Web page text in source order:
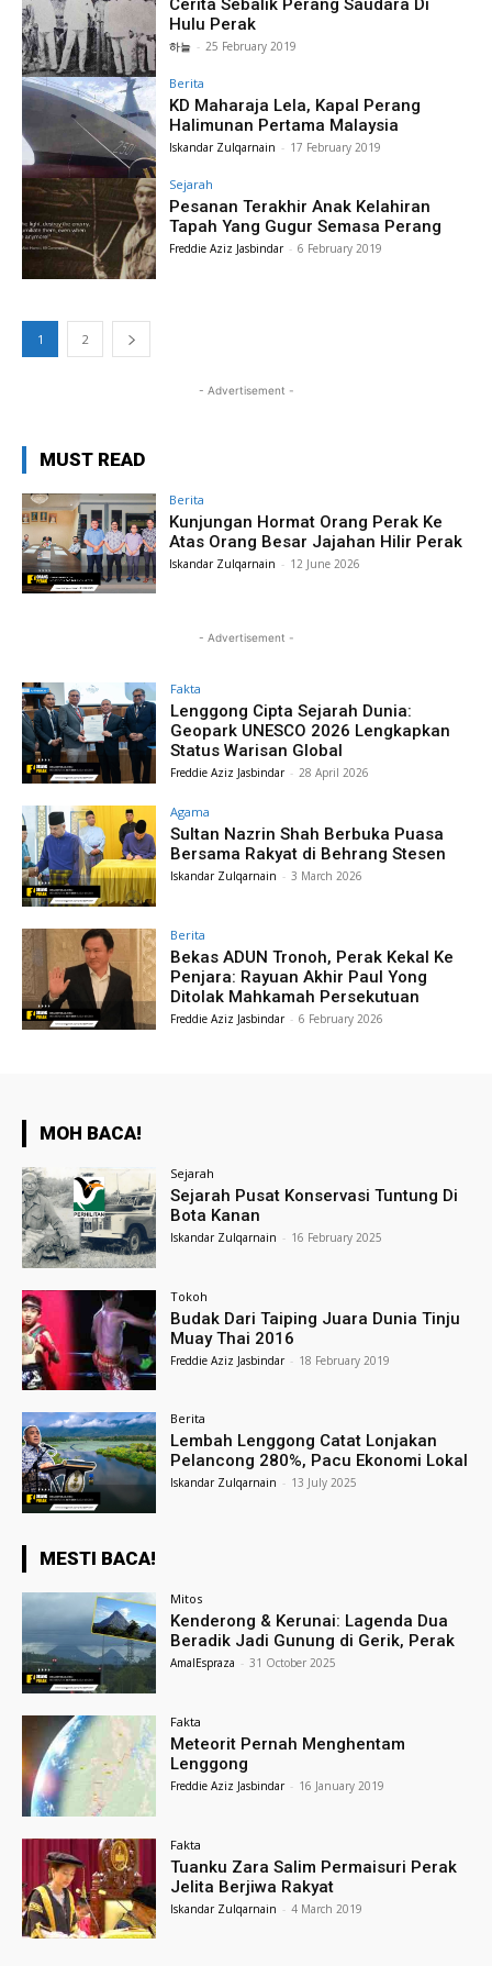
Cerita Sebalik Perang Saudara Di
Hulu Perak
하늘 - 25 February 2019
Berita
KD Maharaja Lela, Kapal Perang
Halimunan Pertama Malaysia
Iskandar Zulqarnain - 17 February 2019
Sejarah
Pesanan Terakhir Anak Kelahiran
Tapah Yang Gugur Semasa Perang
Freddie Aziz Jasbindar - 6 February 2019
1 2
- Advertisement -
MUST READ
Berita
Kunjungan Hormat Orang Perak Ke
Atas Orang Besar Jajahan Hilir Perak
Iskandar Zulqarnain - 12 June 2026
- Advertisement -
Fakta
Lenggong Cipta Sejarah Dunia:
Geopark UNESCO 2026 Lengkapkan
Status Warisan Global
Freddie Aziz Jasbindar - 28 April 2026
Agama
Sultan Nazrin Shah Berbuka Puasa
Bersama Rakyat di Behrang Stesen
Iskandar Zulqarnain - 3 March 2026
Berita
Bekas ADUN Tronoh, Perak Kekal Ke
Penjara: Rayuan Akhir Paul Yong
Ditolak Mahkamah Persekutuan
Freddie Aziz Jasbindar - 6 February 2026
MOH BACA!
Sejarah
Sejarah Pusat Konservasi Tuntung Di
Bota Kanan
Iskandar Zulqarnain - 16 February 2025
Tokoh
Budak Dari Taiping Juara Dunia Tinju
Muay Thai 2016
Freddie Aziz Jasbindar - 18 February 2019
Berita
Lembah Lenggong Catat Lonjakan
Pelancong 280%, Pacu Ekonomi Lokal
Iskandar Zulqarnain - 13 July 2025
MESTI BACA!
Mitos
Kenderong & Kerunai: Lagenda Dua
Beradik Jadi Gunung di Gerik, Perak
AmalEspraza - 31 October 2025
Fakta
Meteorit Pernah Menghentam
Lenggong
Freddie Aziz Jasbindar - 16 January 2019
Fakta
Tuanku Zara Salim Permaisuri Perak
Jelita Berjiwa Rakyat
Iskandar Zulqarnain - 4 March 2019